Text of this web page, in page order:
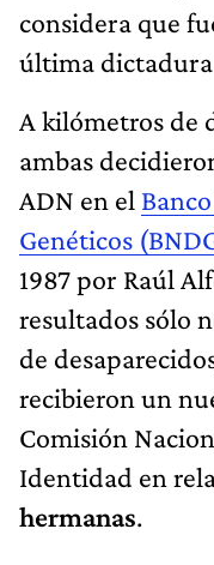
considera que
última
A kilómetros de
ambas
ADN en el
Genéticos
1987 por Raúl
resultados sólo
de
recibieron un
Comisión
Identidad en
hermanas.